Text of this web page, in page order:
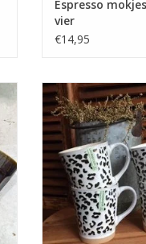
Espresso
vier
€14,95
Dierenprint
mokken
TOEVOEGEN AAN